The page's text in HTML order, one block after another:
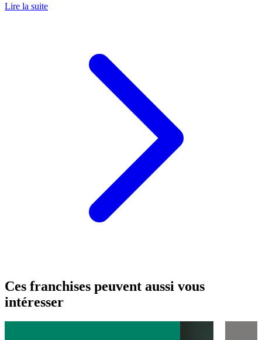
Lire la suite
Ces franchises peuvent aussi vous
intéresser